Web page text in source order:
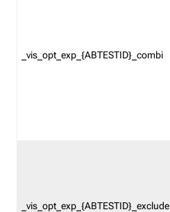
_vis_opt_exp_{ABTESTID}_combi
_vis_opt_exp_{ABTESTID}_exclude